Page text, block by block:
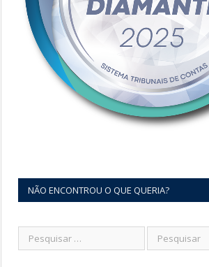
NÃO ENCONTROU O QUE QUERIA?